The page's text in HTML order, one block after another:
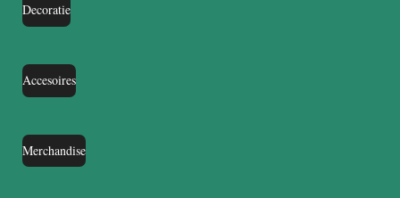
Decoratie
Accesoires
Merchandise